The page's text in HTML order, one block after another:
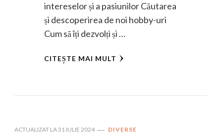
intereselor și a pasiunilor Căutarea
și descoperirea de noi hobby-uri
Cum să îți dezvolți și …
CITEȘTE MAI MULT
ACTUALIZAT LA31 IULIE 2024 DIVERSE